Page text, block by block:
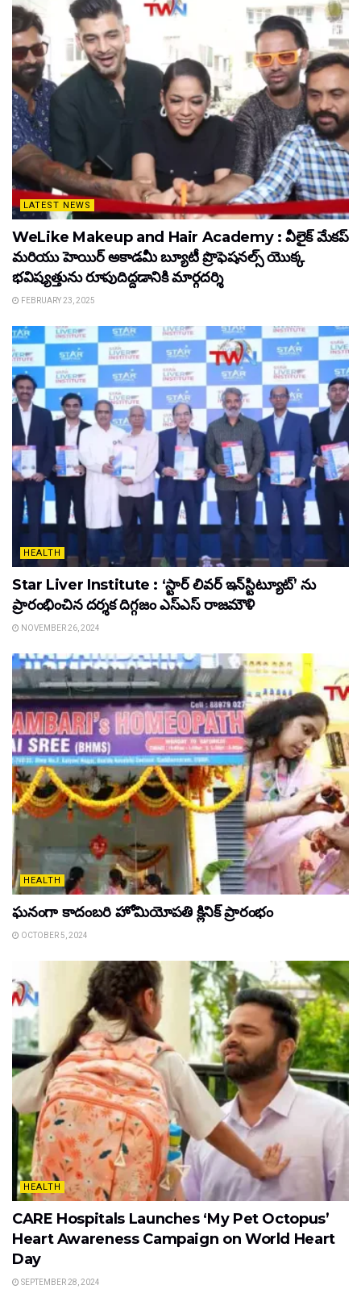
LATEST NEWS
WeLike Makeup and Hair Academy : వీలైక్ మేకప్
మరియు హెయిర్ అకాడమీ బ్యూటీ ప్రొఫెషనల్స్ యొక్క
భవిష్యత్తును రూపుదిద్దడానికి మార్గదర్శి
FEBRUARY 23, 2025
HEALTH
Star Liver Institute : ‘స్టార్ లివర్ ఇన్‌స్టిట్యూట్’ ను
ప్రారంభించిన ద‌ర్శ‌క దిగ్గ‌జం ఎస్ఎస్ రాజ‌మౌళి
NOVEMBER 26, 2024
HEALTH
ఘ‌నంగా కాదంబ‌రి హోమియోపతి క్లినిక్ ప్రారంభం
OCTOBER 5, 2024
HEALTH
CARE Hospitals Launches ‘My Pet Octopus’
Heart Awareness Campaign on World Heart
Day
SEPTEMBER 28, 2024